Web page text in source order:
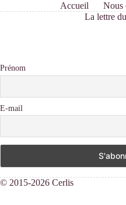
Accueil Nous
La lettre
Prénom
E-mail
© 2015-2026 Cerlis